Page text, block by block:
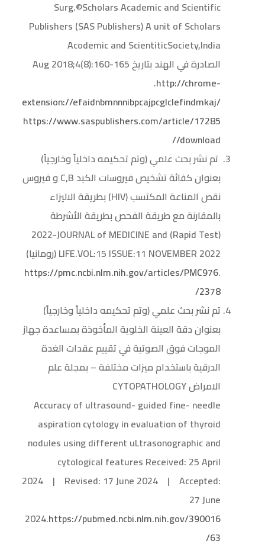
Surg.©Scholars Academic and Scientific
Publishers (SAS Publishers) A unit of Scholars
Acodemic and ScientiticSociety,India
الصادرة في الهند بتاريخ Aug 2018;4(8):160-165
.http://chrome-
extension://efaidnbmnnnibpcajpcglclefindmkaj/
https://www.saspublishers.com/article/17285
/download/
تم نشر بحث علمي (وتم تحكيمه داخلياً وخارجياً)
بعنوان كفائة تشخيص فيروسات الكبد C,B و فيروس
نقص المناعة المكتسب (HIV) بطريقة الاليزاء
بالمقارنة مع طريقة الفحص بطريقة الأشرطة
(Rapid Test) 2022-JOURNAL of MEDICINE and
LIFE.VOL:15 ISSUE:11 NOVEMBER 2022 (رومانيا)
.
https://pmc.ncbi.nlm.nih.gov/articles/PMC976
2378/
تم نشر بحث علمي (وتم تحكيمه داخلياً وخارجياً)
بعنوان دقة العينة الخلوية المأخوذة بمساعدة جهاز
الموجات فوق الصوتية في تقييم عقدات الغدة
الدرقية باستخدام ميزات مختلفة – بمجلة علم
الامراض CYTOPATHOLOGY
Accuracy of ultrasound- guided fine- needle
aspiration cytology in evaluation of thyroid
nodules using different uLtrasonographic and
cytological features Received: 25 April
2024 | Revised: 17 June 2024 | Accepted:
27 June
2024.https://pubmed.ncbi.nlm.nih.gov/390016
63/